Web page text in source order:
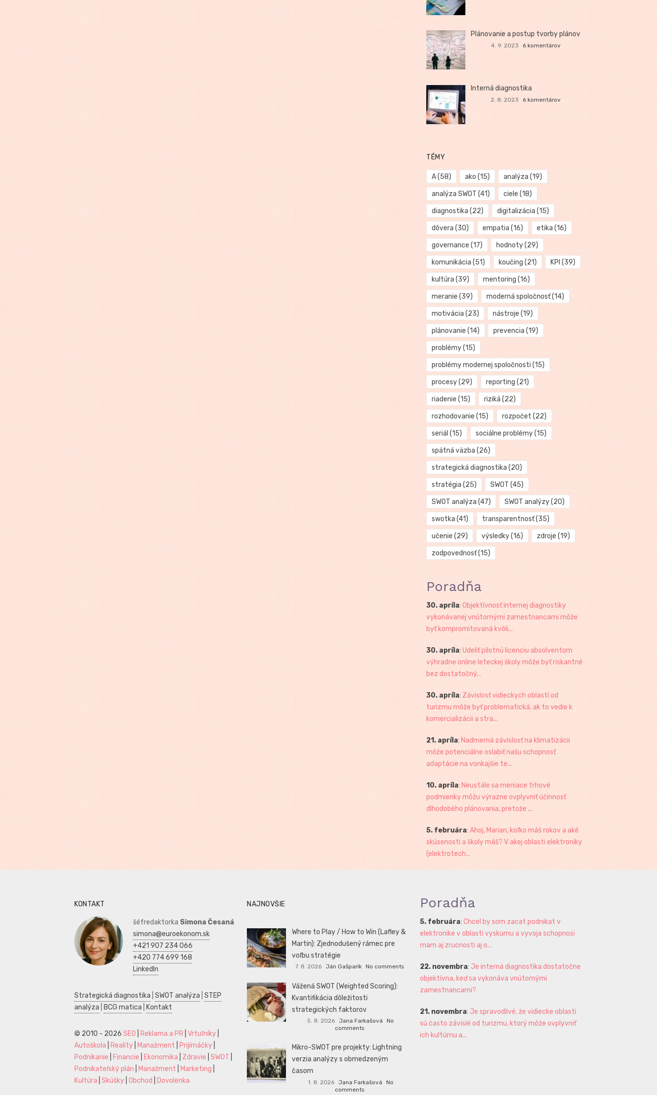
Plánovanie a postup tvorby plánov
4. 9. 2023 6 komentárov
Interná diagnostika
2. 8. 2023 6 komentárov
TÉMY
A(58) ako (15) analýza (19)
analýza SWOT (41) ciele (18)
diagnostika (22) digitalizácia (15)
dôvera (30) empatia (16) etika (16)
governance (17) hodnoty(29)
komunikácia (51) koučing (21) KPI (39)
kultúra (39) mentoring (16)
meranie (39) moderná spoločnosť(14)
motivácia (23) nástroje (19)
plánovanie (14) prevencia (19)
problémy(15)
problémy modernej spoločnosti (15)
procesy(29) reporting (21)
riadenie (15) riziká (22)
rozhodovanie (15) rozpočet (22)
seriál (15) sociálne problémy(15)
spätná väzba (26)
strategická diagnostika (20)
stratégia (25) SWOT (45)
SWOT analýza (47) SWOT analýzy(20)
swotka (41) transparentnosť(35)
učenie (29) výsledky(16) zdroje (19)
zodpovednosť(15)
Poradňa
30. apríla: Objektívnosť internej diagnostiky
vykonávanej vnútornými zamestnancami môže
byť kompromitovaná kvôli...
30. apríla: Udeliť pilotnú licenciu absolventom
výhradne online leteckej školy môže byť riskantné
bez dostatočný...
30. apríla: Závislosť vidieckych oblastí od
turizmu môže byť problematická, ak to vedie k
komercializácii a stra...
21. apríla: Nadmerná závislosť na klimatizácii
môže potenciálne oslabiť našu schopnosť
adaptácie na vonkajšie te...
10. apríla: Neustále sa meniace trhové
podmienky môžu výrazne ovplyvniť účinnosť
dlhodobého plánovania, pretože ...
5. februára: Ahoj, Marian, koľko máš rokov a aké
skúsenosti a školy máš? V akej oblasti elektroniky
(elektrotech...
KONTAKT
šéfredaktorka Simona Česaná
simona@euroekonom.sk
+421 907 234 066
+420 774 699 168
LinkedIn
Strategická diagnostika SWOT analýza STEP
analýza
BCG matica Kontakt
© 2010 - 2026 SEO Reklama a PR Vrtuľníky
Autoškola
Reality Manažment Prijímáčky
Podnikanie
Financie Ekonomika Zdravie SWOT
Podnikateľský plán
Manažment Marketing
Kultúra Skúšky Obchod Dovolenka
NAJNOVŠIE
Where to Play / How to Win (Lafley &
Martin): Zjednodušený rámec pre
voľbu stratégie
7. 8. 2026 Ján Gašparík No comments
Vážená SWOT (Weighted Scoring):
Kvantifikácia dôležitosti
strategických faktorov
5. 8. 2026 Jana Farkašová
No
comments
Mikro-SWOT pre projekty: Lightning
verzia analýzy s obmedzeným
časom
1. 8. 2026 Jana Farkašová
No
comments
Poradňa
5. februára: Chcel by som zacat podnikat v
elektronike v oblasti vyskumu a vyvoja schopnosi
mam aj zrucnosti aj o...
22. novembra: Je interná diagnostika dostatočne
objektívna, keď sa vykonáva vnútornými
zamestnancami?
21. novembra: Je spravodlivé, že vidiecke oblasti
sú často závislé od turizmu, ktorý môže ovplyvniť
ich kultúrnu a...